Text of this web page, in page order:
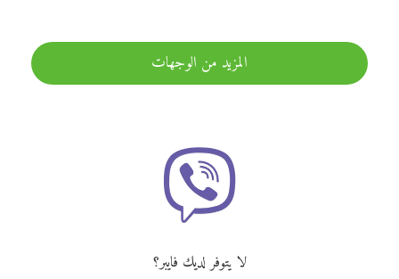
المزيد من الوجهات
لا يتوفر لديك فايبر؟